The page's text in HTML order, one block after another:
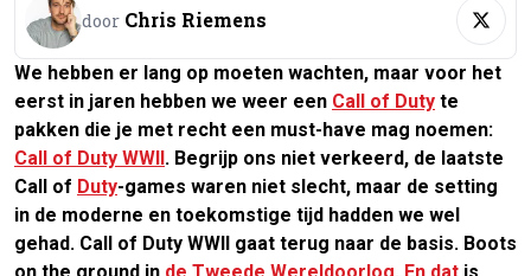
door Chris Riemens
We hebben er lang op moeten wachten, maar voor het
eerst in jaren hebben we weer een Call of Duty te
pakken die je met recht een must-have mag noemen:
Call of Duty WWII. Begrijp ons niet verkeerd, de laatste
Call of Duty-games waren niet slecht, maar de setting
in de moderne en toekomstige tijd hadden we wel
gehad. Call of Duty WWII gaat terug naar de basis. Boots